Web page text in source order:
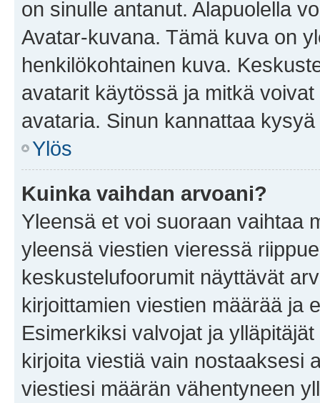
on sinulle antanut. Alapuolella
Avatar-kuvana. Tämä kuva on
henkilökohtainen kuva.
avatarit käytössä ja mitkä
avataria. Sinun kannattaa
Ylös
Kuinka vaihdan arvoani?
Yleensä et voi suoraan vaihtaa
yleensä viestien vieressä
keskustelufoorumit näyttävät
kirjoittamien viestien määrää ja
Esimerkiksi valvojat ja
kirjoita viestiä vain nostaaksesi
viestiesi määrän vähentyneen